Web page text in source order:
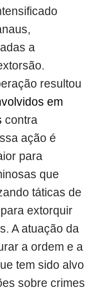
a
resultou
em
contra
ação é
para
que
táticas de
extorquir
A atuação da
a ordem e a
tem sido alvo
sobre crimes